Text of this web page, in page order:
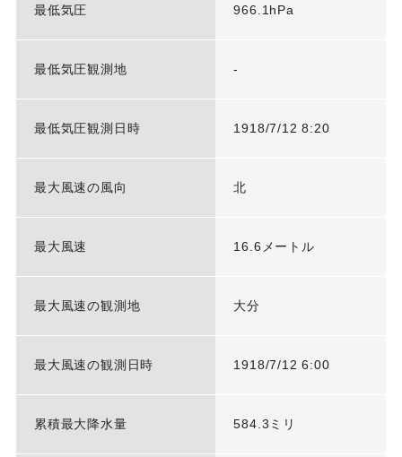
最低気圧 966.1hPa
最低気圧観測地 -
最低気圧観測日時 1918/7/12 8:20
最大風速の風向 北
最大風速 16.6メートル
最大風速の観測地 大分
最大風速の観測日時 1918/7/12 6:00
累積最大降水量 584.3ミリ